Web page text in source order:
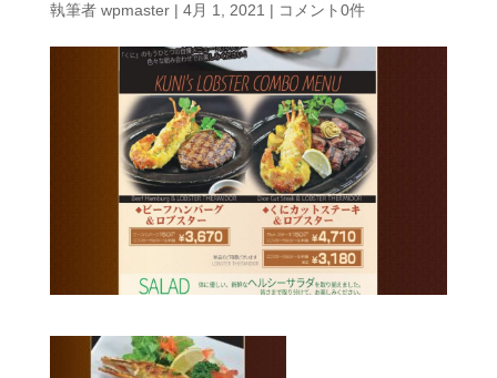
執筆者 wpmaster| 4月 1, 2021 | コメント0件